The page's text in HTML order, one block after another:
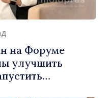
на Форуме
улучшить